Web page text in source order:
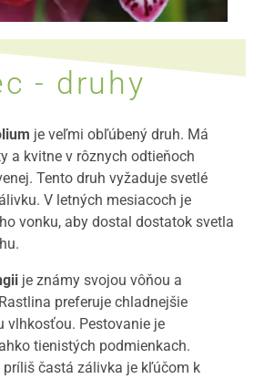
- druhy
je veľmi obľúbený druh. Má
a kvitne v rôznych odtieňoch
Tento druh vyžaduje svetlé
V letných mesiacoch je
vonku, aby dostal dostatok svetla
je známy svojou vôňou a
preferuje chladnejšie
vlhkosťou. Pestovanie je
tienistých podmienkach.
príliš častá zálivka je kľúčom k